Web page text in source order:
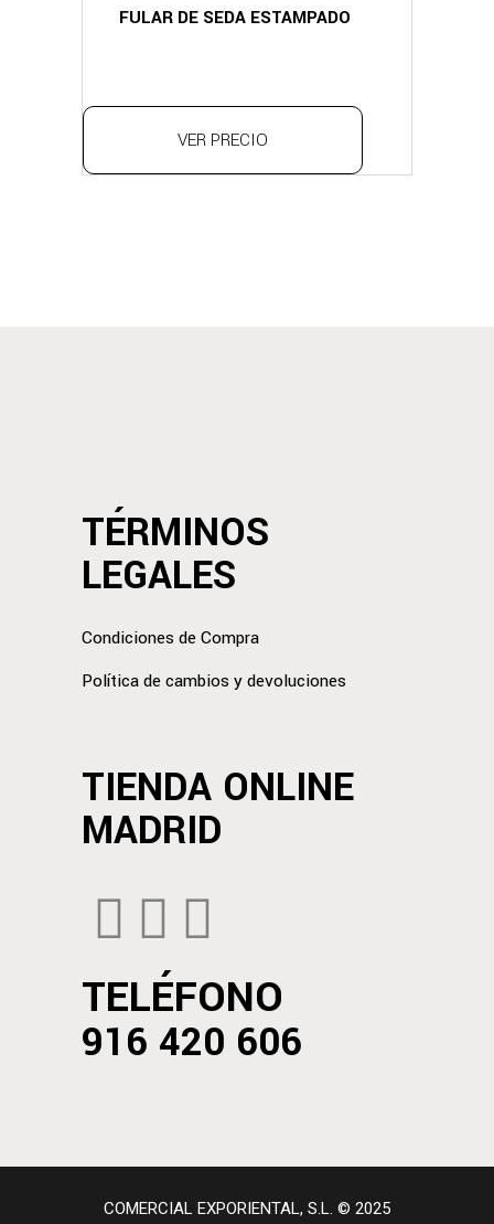
FULAR DE SEDA ESTAMPADO
VER PRECIO
TÉRMINOS
LEGALES
Condiciones de Compra
Política de cambios y devoluciones
TIENDA ONLINE
MADRID
TELÉFONO
916 420 606
COMERCIAL EXPORIENTAL, S.L. © 2025